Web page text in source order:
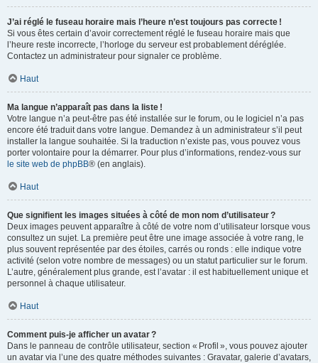
J’ai réglé le fuseau horaire mais l’heure n’est toujours pas correcte !
Si vous êtes certain d’avoir correctement réglé le fuseau horaire mais que
l’heure reste incorrecte, l’horloge du serveur est probablement déréglée.
Contactez un administrateur pour signaler ce problème.
Haut
Ma langue n’apparaît pas dans la liste !
Votre langue n’a peut-être pas été installée sur le forum, ou le logiciel n’a pas
encore été traduit dans votre langue. Demandez à un administrateur s’il peut
installer la langue souhaitée. Si la traduction n’existe pas, vous pouvez vous
porter volontaire pour la démarrer. Pour plus d’informations, rendez-vous sur
le site web de phpBB® (en anglais).
Haut
Que signifient les images situées à côté de mon nom d’utilisateur ?
Deux images peuvent apparaître à côté de votre nom d’utilisateur lorsque vous
consultez un sujet. La première peut être une image associée à votre rang, le
plus souvent représentée par des étoiles, carrés ou ronds : elle indique votre
activité (selon votre nombre de messages) ou un statut particulier sur le forum.
L’autre, généralement plus grande, est l’avatar : il est habituellement unique et
personnel à chaque utilisateur.
Haut
Comment puis-je afficher un avatar ?
Dans le panneau de contrôle utilisateur, section « Profil », vous pouvez ajouter
un avatar via l’une des quatre méthodes suivantes : Gravatar, galerie d’avatars,